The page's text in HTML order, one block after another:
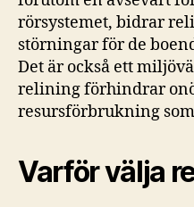
rörsystemet, bidrar
störningar för de
Det är också ett
relining förhindrar
resursförbrukning
Varför välja